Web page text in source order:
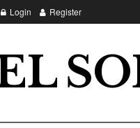
Login Register